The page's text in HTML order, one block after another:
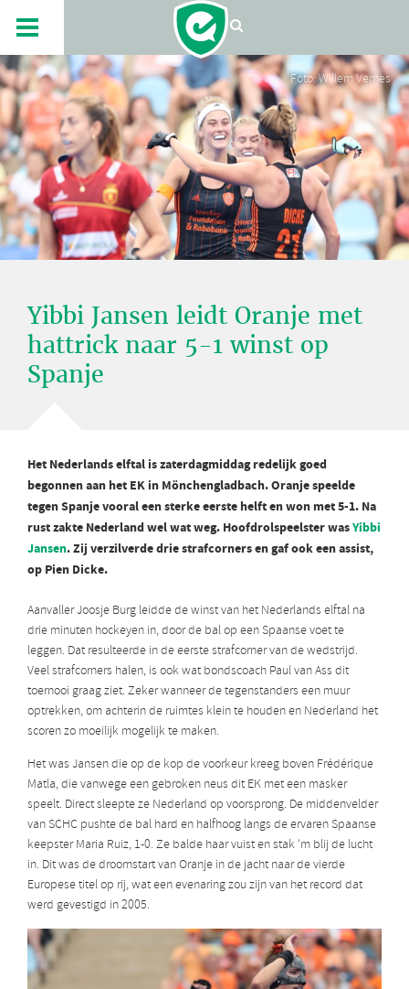
Foto: Willem Vernes
Yibbi Jansen leidt Oranje met
hattrick naar 5-1 winst op
Spanje
Het Nederlands elftal is zaterdagmiddag redelijk goed
begonnen aan het EK in Mönchengladbach. Oranje speelde
tegen Spanje vooral een sterke eerste helft en won met 5-1. Na
rust zakte Nederland wel wat weg. Hoofdrolspeelster wasYibbi
Jansen. Zij verzilverde drie strafcorners en gaf ook een assist,
op Pien Dicke.
Aanvaller Joosje Burg leidde de winst van het Nederlands elftal na
drie minuten hockeyen in, door de bal op een Spaanse voet te
leggen. Dat resulteerde in de eerste strafcorner van de wedstrijd.
Veel strafcorners halen, is ook wat bondscoach Paul van Ass dit
toernooi graag ziet. Zeker wanneer de tegenstanders een muur
optrekken, om achterin de ruimtes klein te houden en Nederland het
scoren zo moeilijk mogelijk te maken.
Het was Jansen die op de kop de voorkeur kreeg boven Frédérique
Matla, die vanwege een gebroken neus dit EK met een masker
speelt. Direct sleepte ze Nederland op voorsprong. De middenvelder
van SCHC pushte de bal hard en halfhoog langs de ervaren Spaanse
keepster Maria Ruiz, 1-0. Ze balde haar vuist en stak ‘m blij de lucht
in. Dit was de droomstart van Oranje in de jacht naar de vierde
Europese titel op rij, wat een evenaring zou zijn van het record dat
werd gevestigd in 2005.